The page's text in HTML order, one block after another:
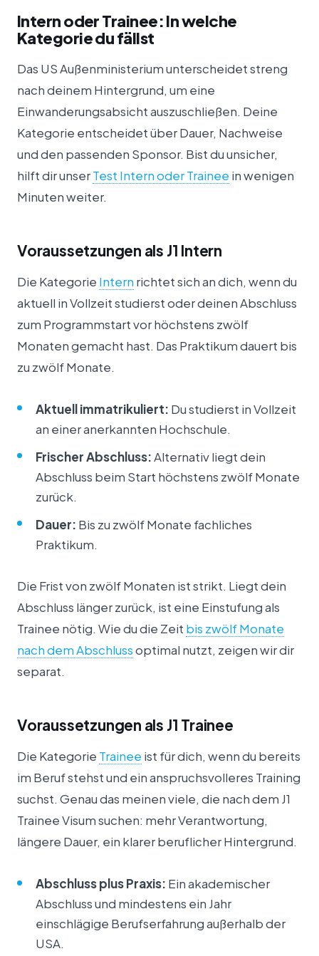
Intern oder Trainee: In welche
Kategorie du fällst
Das US Außenministerium unterscheidet streng
nach deinem Hintergrund, um eine
Einwanderungsabsicht auszuschließen. Deine
Kategorie entscheidet über Dauer, Nachweise
und den passenden Sponsor. Bist du unsicher,
hilft dir unserTest Intern oder Trainee in wenigen
Minuten weiter.
Voraussetzungen als J1 Intern
Die Kategorie Intern richtet sich an dich, wenn du
aktuell in Vollzeit studierst oder deinen Abschluss
zum Programmstart vor höchstens zwölf
Monaten gemacht hast. Das Praktikum dauert bis
zu zwölf Monate.
Aktuell immatrikuliert: Du studierst in Vollzeit
an einer anerkannten Hochschule.
Frischer Abschluss:Alternativ liegt dein
Abschluss beim Start höchstens zwölf Monate
zurück.
Dauer: Bis zu zwölf Monate fachliches
Praktikum.
Die Frist von zwölf Monaten ist strikt. Liegt dein
Abschluss länger zurück, ist eine Einstufung als
Trainee nötig. Wie du die Zeit bis zwölf Monate
nach dem Abschlussoptimal nutzt, zeigen wir dir
separat.
Voraussetzungen als J1 Trainee
Die Kategorie Trainee ist für dich, wenn du bereits
im Beruf stehst und ein anspruchsvolleres Training
suchst. Genau das meinen viele, die nach dem J1
Trainee Visum suchen: mehr Verantwortung,
längere Dauer, ein klarer beruflicher Hintergrund.
Abschluss plus Praxis: Ein akademischer
Abschluss und mindestens ein Jahr
einschlägige Berufserfahrung außerhalb der
USA.